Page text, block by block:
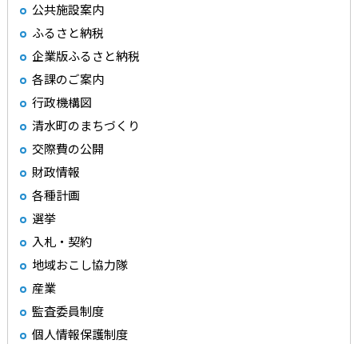
公共施設案内
ふるさと納税
企業版ふるさと納税
各課のご案内
行政機構図
清水町のまちづくり
交際費の公開
財政情報
各種計画
選挙
入札・契約
地域おこし協力隊
産業
監査委員制度
個人情報保護制度